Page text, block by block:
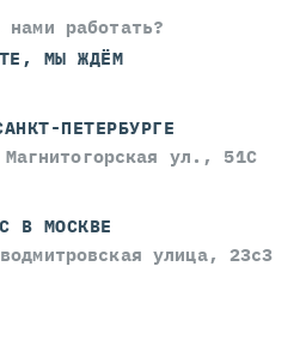
нами работать?
МЫ ЖДЁМ
ПЕТЕРБУРГЕ
ул., 51С
В МОСКВЕ
улица, 23с3